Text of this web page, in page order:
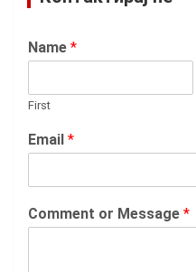
Name *
First
Email *
Comment or Message *